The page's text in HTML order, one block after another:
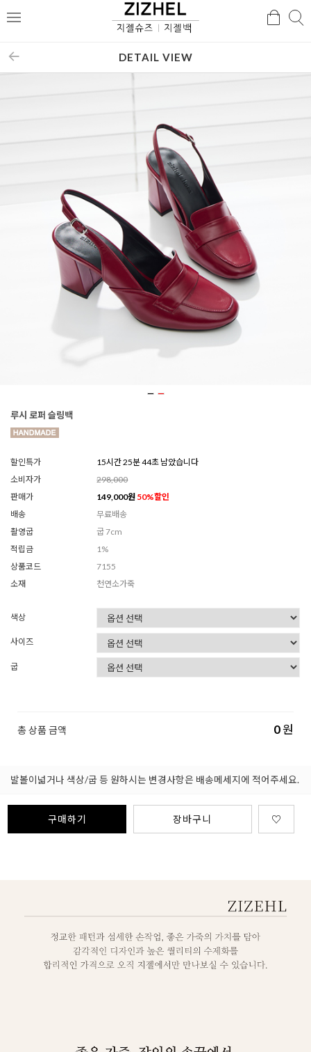
메
검
DETAIL VIEW
루시 로퍼 슬링백
할인특가
15시간 25분 42초 남았습니다
소비자가
298,000
판매가
149,000원 50%할인
배송
무료배송
촬영굽
굽 7cm
적립금
1%
상품코드
7155
소재
천연소가죽
색상
사이즈
굽
총 상품 금액 0원
발볼이넓거나 색상/굽 등 원하시는 변경사항은 배송메세지에 적어주세요.
구매하기 장바구니 ♡